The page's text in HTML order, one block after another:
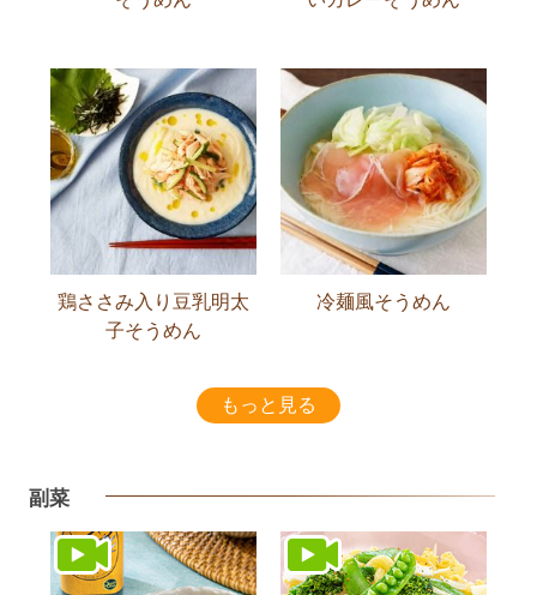
鶏ささみ入り豆乳明太
子そうめん
冷麺風そうめん
もっと見る
副菜